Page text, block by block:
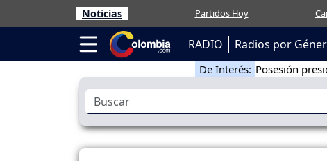
Noticias Partidos Hoy
RADIO Radios por
De Interés: Posesión